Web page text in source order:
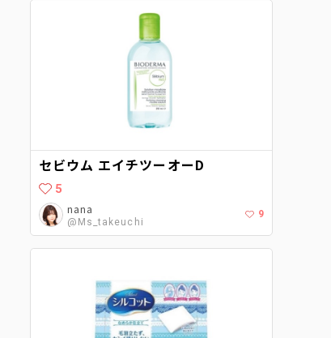
セビウム エイチツーオーD
5
nana
@Ms_takeuchi
9